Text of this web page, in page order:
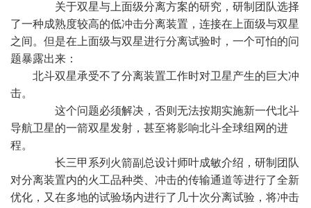
关于双星与上面级分离方案的研究，研制团队选择
了一种成熟度较高的低冲击分离装置，连接在上面级与双星
之间。但是在上面级与双星进行分离试验时，一个可怕的问
题暴露出来：
北斗双星承受不了分离装置工作时对卫星产生的巨大冲
击。
这个问题必须解决，否则无法按期实施新一代北斗
导航卫星的一箭双星发射，甚至将影响北斗全球组网的进
程。
长三甲系列火箭副总设计师叶成敏介绍，研制团队
对分离装置内的火工品种类、冲击的传输通道等进行了全新
优化，又在多地的试验场内进行了几十次分离试验，将冲击